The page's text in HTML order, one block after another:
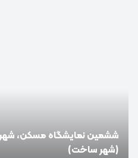
ششمین نمایشگاه مسکن،
(شهر ساخت)